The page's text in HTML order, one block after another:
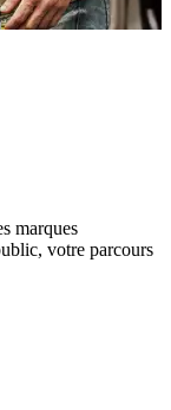
marques
votre parcours